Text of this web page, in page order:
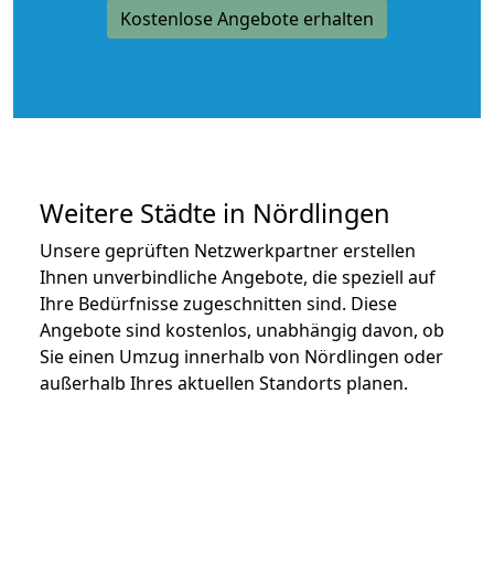
Kostenlose Angebote erhalten
Weitere Städte in Nördlingen
Unsere geprüften Netzwerkpartner erstellen
Ihnen unverbindliche Angebote, die speziell auf
Ihre Bedürfnisse zugeschnitten sind. Diese
Angebote sind kostenlos, unabhängig davon, ob
Sie einen Umzug innerhalb von Nördlingen oder
außerhalb Ihres aktuellen Standorts planen.